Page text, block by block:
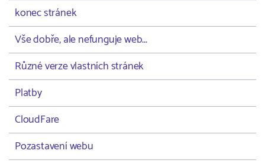
konec stránek
Vše dobře, ale nefunguje web...
Různé verze vlastních stránek
Platby
CloudFare
Pozastavení webu